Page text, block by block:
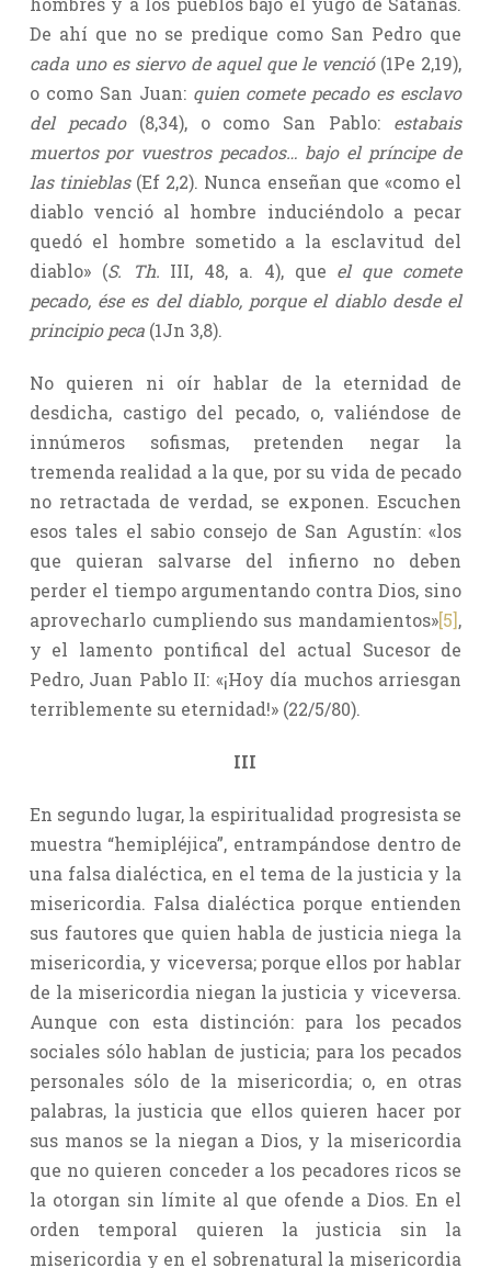
De ahí que no se predique como San Pedro que
cada uno es siervo de aquel que le venció(1Pe 2,19),
o como San Juan: quien comete pecado es esclavo
del pecado(8,34), o como San Pablo: estabais
muertos por vuestros pecados… bajo el príncipe de
las tinieblas(Ef 2,2). Nunca enseñan que «como el
diablo venció al hombre induciéndolo a pecar
quedó el hombre sometido a la esclavitud del
diablo» (S. Th. III, 48, a. 4), que el que comete
pecado, ése es del diablo, porque el diablo desde el
principio peca(1Jn 3,8).
No quieren ni oír hablar de la eternidad de
desdicha, castigo del pecado, o, valiéndose de
innúmeros sofismas, pretenden negar la
tremenda realidad a la que, por su vida de pecado
no retractada de verdad, se exponen. Escuchen
esos tales el sabio consejo de San Agustín: «los
que quieran salvarse del infierno no deben
perder el tiempo argumentando contra Dios, sino
aprovecharlo cumpliendo sus mandamientos»[5],
y el lamento pontifical del actual Sucesor de
Pedro, Juan Pablo II: «¡Hoy día muchos arriesgan
terriblemente su eternidad!» (22/5/80).
III
En segundo lugar, la espiritualidad progresista se
muestra “hemipléjica”, entrampándose dentro de
una falsa dialéctica, en el tema de la justicia y la
misericordia. Falsa dialéctica porque entienden
sus fautores que quien habla de justicia niega la
misericordia, y viceversa; porque ellos por hablar
de la misericordia niegan la justicia y viceversa.
Aunque con esta distinción: para los pecados
sociales sólo hablan de justicia; para los pecados
personales sólo de la misericordia; o, en otras
palabras, la justicia que ellos quieren hacer por
sus manos se la niegan a Dios, y la misericordia
que no quieren conceder a los pecadores ricos se
la otorgan sin límite al que ofende a Dios. En el
orden temporal quieren la justicia sin la
misericordia y en el sobrenatural la misericordia